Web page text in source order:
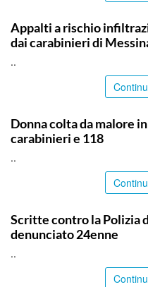
Appalti a rischio
dai carabinieri di
..
Donna colta da malore
carabinieri e 118
..
Scritte contro la Polizia
denunciato 24enne
..